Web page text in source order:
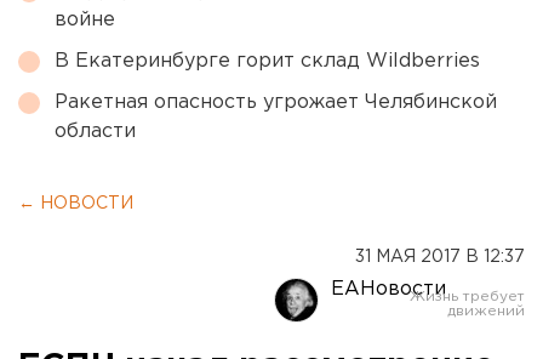
войне
В Екатеринбурге горит склад Wildberries
Ракетная опасность угрожает Челябинской
области
← НОВОСТИ
31 МАЯ 2017 В 12:37
ЕАНовости